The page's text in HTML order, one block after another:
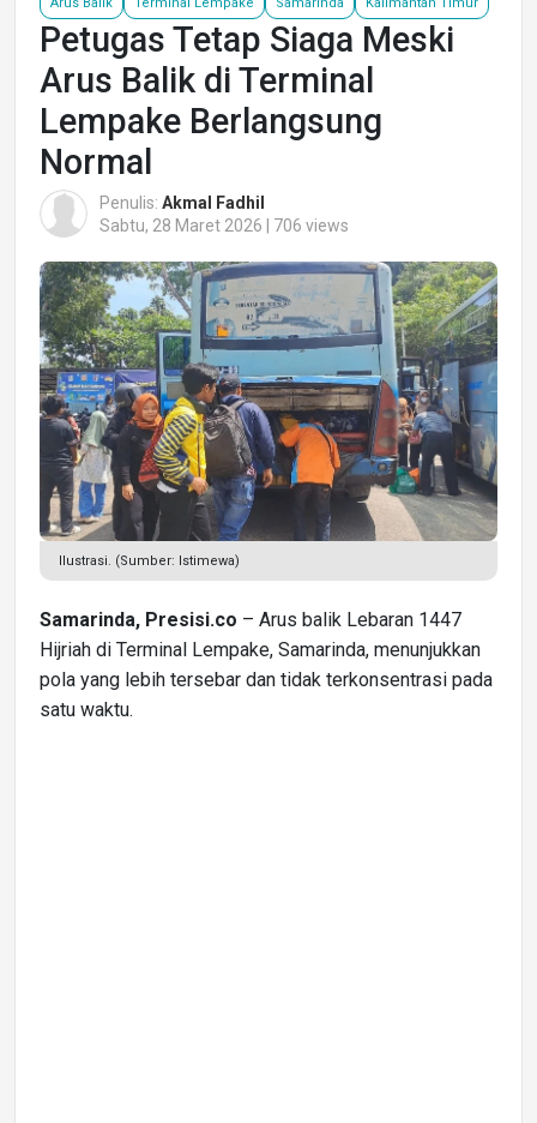
Petugas Tetap Siaga Meski
Arus Balik di Terminal
Lempake Berlangsung
Normal
Penulis: Akmal Fadhil
Sabtu, 28 Maret 2026 | 706 views
Ilustrasi. (Sumber: Istimewa)
Samarinda, Presisi.co – Arus balik Lebaran 1447
Hijriah di Terminal Lempake, Samarinda, menunjukkan
pola yang lebih tersebar dan tidak terkonsentrasi pada
satu waktu.